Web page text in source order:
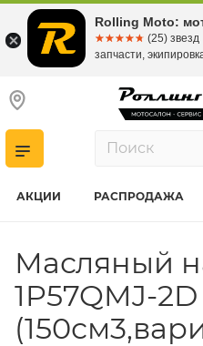
АКЦИИ РАСПРОДАЖА
Масляный
1P57QMJ-2D
Rolling Moto:
☆☆☆☆☆
★★★★★ (25) звезд
запчасти,